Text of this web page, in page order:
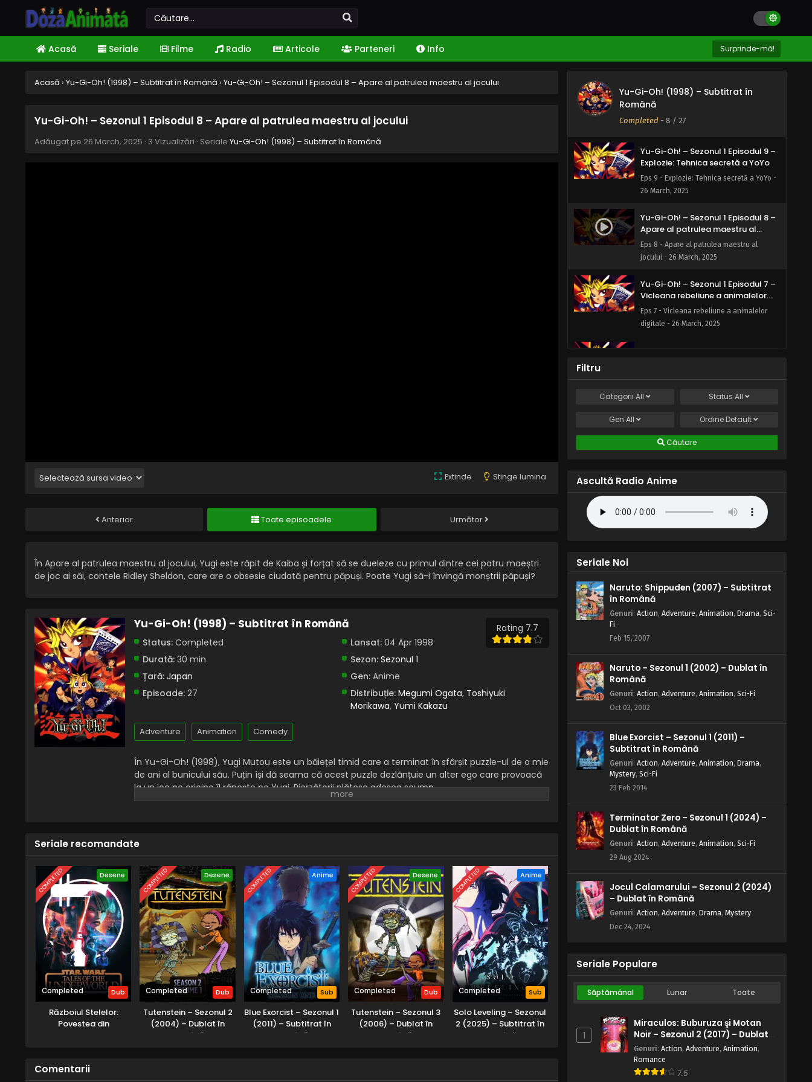
Acasă Seriale Filme Radio Articole Parteneri Info Surprinde-mă!
Acasă › Yu-Gi-Oh! (1998) – Subtitrat în Română › Yu-Gi-Oh! – Sezonul 1 Episodul 8 – Apare al patrulea maestru al jocului
Yu-Gi-Oh! – Sezonul 1 Episodul 8 – Apare al patrulea maestru al jocului
Adăugat pe 26 March, 2025 · 3 Vizualizări · Seriale Yu-Gi-Oh! (1998) – Subtitrat în Română
Extinde Stinge lumina
Anterior Toate episoadele Următor
În Apare al patrulea maestru al jocului, Yugi este răpit de Kaiba și forțat să se dueleze cu primul dintre cei patru maeștri
de joc ai săi, contele Ridley Sheldon, care are o obsesie ciudată pentru păpuși. Poate Yugi să-i învingă monștrii păpuși?
Yu-Gi-Oh! (1998) – Subtitrat în Română
Rating 7.7
Status: Completed Lansat:04 Apr 1998
Durată: 30 min Sezon: Sezonul 1
Țară: Japan Gen:Anime
Episoade: 27 Distribuție: Megumi Ogata, Toshiyuki
Morikawa, Yumi Kakazu
Adventure Animation Comedy
În Yu-Gi-Oh! (1998), Yugi Mutou este un băiețel timid care a terminat în sfârșit puzzle-ul de o mie
de ani al bunicului său. Puțin își dă seama că acest puzzle dezlănțuie un alter ego care provoacă
la un joc pe oricine îl rănește pe Yugi. Pierzătorii plătesc adesea scump.
Seriale recomandate
COMPLETED Desene
Completed Dub
Războiul Stelelor:
Povestea din
COMPLETED Desene
Completed Dub
Tutenstein – Sezonul 2
(2004) – Dublat în
Română
COMPLETED Anime
Completed Sub
Blue Exorcist – Sezonul 1
(2011) – Subtitrat în
Română
COMPLETED Desene
Completed Dub
Tutenstein – Sezonul 3
(2006) – Dublat în
Română
COMPLETED Anime
Completed Sub
Solo Leveling – Sezonul
2 (2025) – Subtitrat în
Română
Comentarii
Yu-Gi-Oh! (1998) – Subtitrat în
Română
Completed - 8 / 27
Yu-Gi-Oh! – Sezonul 1 Episodul 11 –
Zvonurile despre CapuMon: Noul
Eps 11 - Zvonurile despre CapuMon: Noul
Yu-Gi-Oh! – Sezonul 1 Episodul 10 –
Masca secretă a profesoarei
March, 2025
Yu-Gi-Oh! – Sezonul 1 Episodul 9 –
Explozie: Tehnica secretă a YoYo
Eps 9 - Explozie: Tehnica secretă a YoYo -
26 March, 2025
Yu-Gi-Oh! – Sezonul 1 Episodul 8 –
Apare al patrulea maestru al
jocului
Eps 8 - Apare al patrulea maestru al
jocului - 26 March, 2025
Yu-Gi-Oh! – Sezonul 1 Episodul 7 –
Vicleana rebeliune a animalelor
digitale
Eps 7 - Vicleana rebeliune a animalelor
digitale - 26 March, 2025
Yu-Gi-Oh! – Sezonul 1 Episodul 6 –
Yu-Gi-Oh! – Sezonul 1 Episodul 5 –
Eps 5 - Dezvăluirea: Secretul lui Yugi - 26
Yu-Gi-Oh! – Sezonul 1 Episodul 4 –
Hoțul: Legendarul ceas super rar
Eps 4 - Hoțul: Legendarul ceas super rar -
- 26 March, 2025
Yu-Gi-Oh! – Sezonul 1 Episodul 2 –
Iadului
Eps 2 - Jucătorul malefic: Capcana Iadului
Yu-Gi-Oh! – Sezonul 1 Episodul 1 –
Lupta grea: Jocurile întunericului
Eps 1 - Lupta grea: Jocurile întunericului -
Filtru
Categorii All Status All
Gen All Ordine Default
Căutare
Ascultă Radio Anime
Seriale Noi
Naruto: Shippuden (2007) – Subtitrat
în Română
Genuri: Action, Adventure, Animation, Drama, Sci-
Fi
Feb 15, 2007
Naruto – Sezonul 1 (2002) – Dublat în
Română
Genuri: Action, Adventure, Animation, Sci-Fi
Oct 03, 2002
Blue Exorcist – Sezonul 1 (2011) –
Subtitrat în Română
Genuri: Action, Adventure, Animation, Drama,
Mystery, Sci-Fi
23 Feb 2014
Terminator Zero – Sezonul 1 (2024) –
Dublat în Română
Genuri: Action, Adventure, Animation, Sci-Fi
29 Aug 2024
Jocul Calamarului – Sezonul 2 (2024)
– Dublat în Română
Genuri: Action, Adventure, Drama, Mystery
Dec 24, 2024
Seriale Populare
Săptămânal Lunar Toate
1
Miraculos: Buburuza şi Motan
Noir – Sezonul 2 (2017) – Dublat
în Română
Genuri: Action, Adventure, Animation,
Romance
7.5